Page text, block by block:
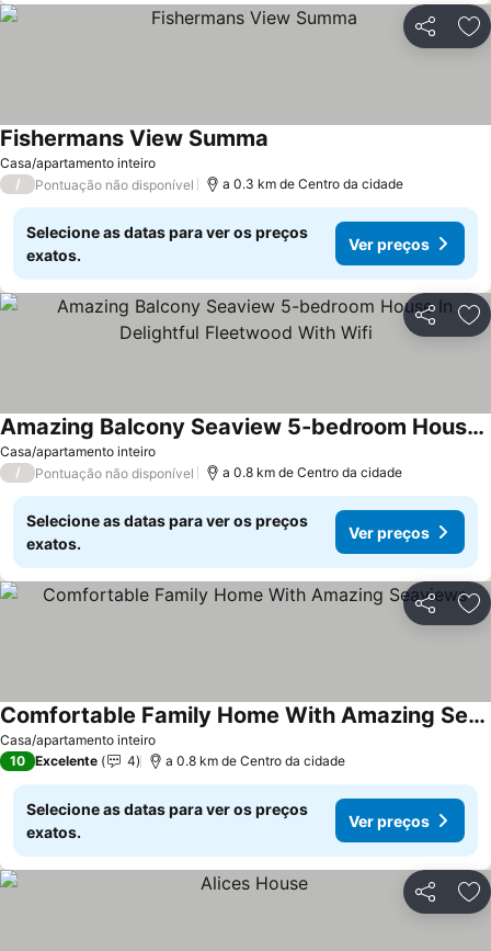
Partilhar
Casa/apartamento inteiro
Fishermans View Summa
/ Pontuação não disponível a 0.3 km de Centro da cidade
Selecione as datas para ver os preços
exatos.
Ver preços
Partilhar
Casa/apartamento inteiro
Amazing Balcony Seaview 5-bedroom House In Delightful Fleetwood With Wifi
/ Pontuação não disponível a 0.8 km de Centro da cidade
Selecione as datas para ver os preços
exatos.
Ver preços
Partilhar
Casa/apartamento inteiro
Comfortable Family Home With Amazing Seaviews
10 Excelente 4 a 0.8 km de Centro da cidade
Selecione as datas para ver os preços
exatos.
Ver preços
Partilhar